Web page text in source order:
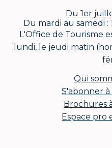
Du 1er
Du mardi au samedi :
L'Office de Tourisme
lundi, le jeudi matin
Qui
S'abonner
Brochures
Espace pro